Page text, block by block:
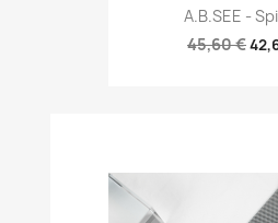
A.B.SEE -
45,60 €